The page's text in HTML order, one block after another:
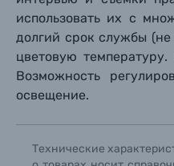
Фотоальбомы
Книги о
использовать их с
долгий срок службы
цветовую
Возможность
освещение.
Технические